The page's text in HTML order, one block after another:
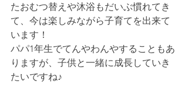
たおむつ替えや沐浴もだいぶ慣れてき
て、今は楽しみながら子育てを出来て
います！
パパ1年生でてんやわんやすることもあ
りますが、子供と一緒に成長していき
たいですね♪